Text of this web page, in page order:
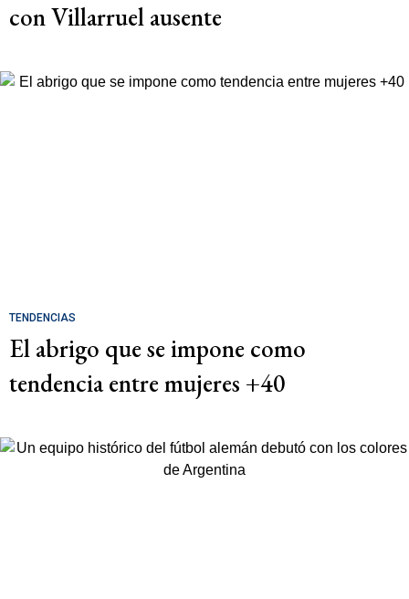
con Villarruel ausente
TENDENCIAS
El abrigo que se impone como
tendencia entre mujeres +40